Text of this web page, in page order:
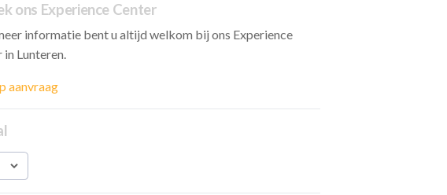
ons Experience Center
informatie bent u altijd welkom bij ons Experience
in Lunteren.
aanvraag